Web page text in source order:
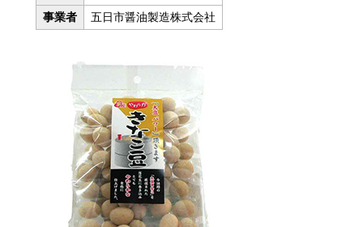
事業者
五日市醤油製造株式会社